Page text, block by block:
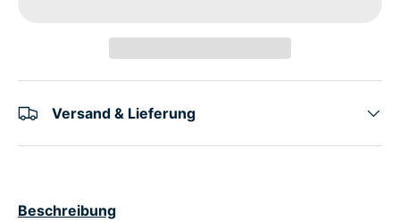
Versand & Lieferung
Beschreibung